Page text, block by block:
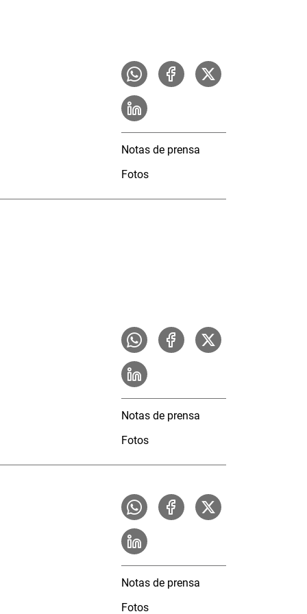
Notas de prensa
Fotos
Notas de prensa
Fotos
Notas de prensa
Fotos